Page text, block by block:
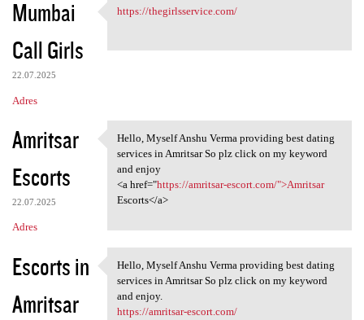
Mumbai
Call Girls
22.07.2025
Adres
https://thegirlsservice.com/
https://thegirlsservice.com/
Amritsar
Escorts
22.07.2025
Adres
Hello, Myself Anshu Verma
Hello, Myself Anshu Verma providing best dating
services in Amritsar So plz click on my keyword
and enjoy
<a href="https://amritsar-escort.com/">Amritsar
Escorts</a>
Escorts in
Amritsar
Hello, Myself Anshu Verma
Hello, Myself Anshu Verma providing best dating
services in Amritsar So plz click on my keyword
and enjoy.
https://amritsar-escort.com/